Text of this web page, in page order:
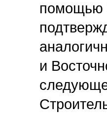
помощью
и